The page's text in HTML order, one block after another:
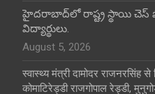
హైదరాబాద్‌లో రాష్ట్ర స్థాయి చెస్
విద్యార్థులు.
August 5, 2026
स्वास्थ्य मंत्री दामोदर राजनरसिंह से
कोमाटिरेड्डी राजगोपाल रेड्डी,